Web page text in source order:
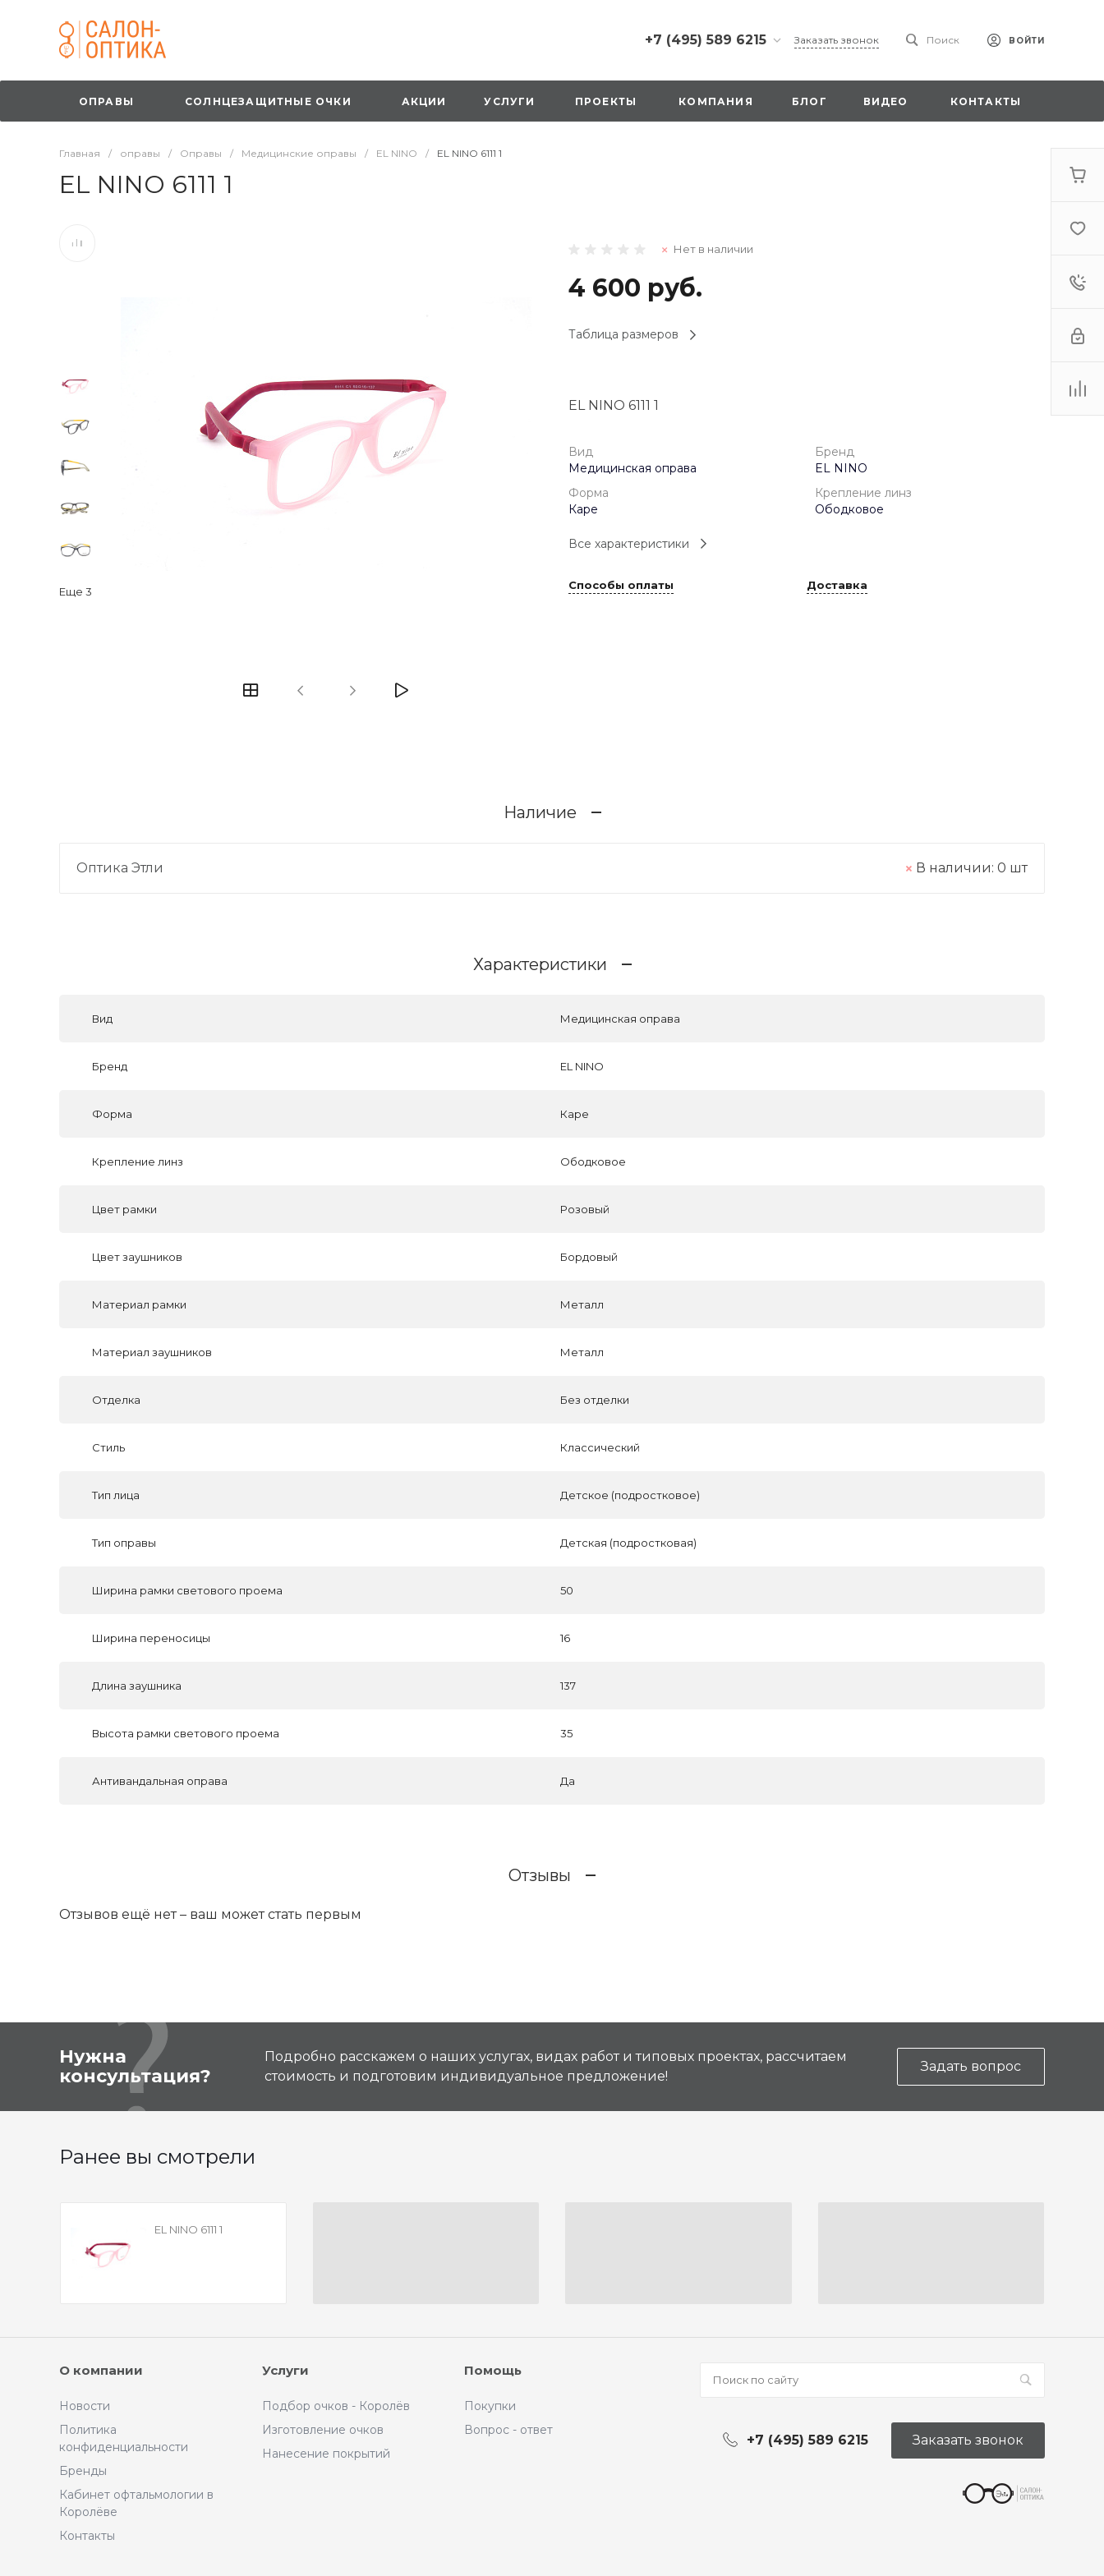
+7 (495) 589 6215
+7 (495) 589 6215
г. Москва, Русаковская
ул., д.1, вход с улицы со
стороны ТТК
г. Москва,
оранжевая вывеска
напротив «Перекрестка»
на 1 этаже
1 мая: 10:00-19:00
г. Королёв, пр-т
Пн-Пт: 10:00-19:45
Сб: 10:00-19:30
Заказать звонок Поиск ВОЙТИ
ОПРАВЫ СОЛНЦЕЗАЩИТНЫЕ ОЧКИ АКЦИИ УСЛУГИ ПРОЕКТЫ КОМПАНИЯ БЛОГ ВИДЕО КОНТАКТЫ
Главная / оправы / Оправы / Медицинские оправы / EL NINO / EL NINO 6111 1
EL NINO 6111 1
Еще 3
Нет в наличии
4 600 руб.
Таблица размеров
EL NINO 6111 1
Вид
Медицинская оправа
Бренд
EL NINO
Форма
Каре
Крепление линз
Ободковое
Все характеристики
Способы оплаты Доставка
Наличие
Оптика Этли В наличии: 0 шт
Характеристики
Вид Медицинская оправа
Бренд EL NINO
Форма Каре
Крепление линз Ободковое
Цвет рамки Розовый
Цвет заушников Бордовый
Материал рамки Металл
Материал заушников Металл
Отделка Без отделки
Стиль Классический
Тип лица Детское (подростковое)
Тип оправы Детская (подростковая)
Ширина рамки светового проема 50
Ширина переносицы 16
Длина заушника 137
Высота рамки светового проема 35
Антивандальная оправа Да
Отзывы
Отзывов ещё нет – ваш может стать первым
Нужна
консультация?
Подробно расскажем о наших услугах, видах работ и типовых проектах, рассчитаем
стоимость и подготовим индивидуальное предложение!
Задать вопрос
Ранее вы смотрели
EL NINO 6111 1
О компании
Новости
Политика
конфиденциальности
Бренды
Кабинет офтальмологии в
Королёве
Контакты
Услуги
Подбор очков - Королёв
Изготовление очков
Нанесение покрытий
Помощь
Покупки
Вопрос - ответ
+7 (495) 589 6215 Заказать звонок